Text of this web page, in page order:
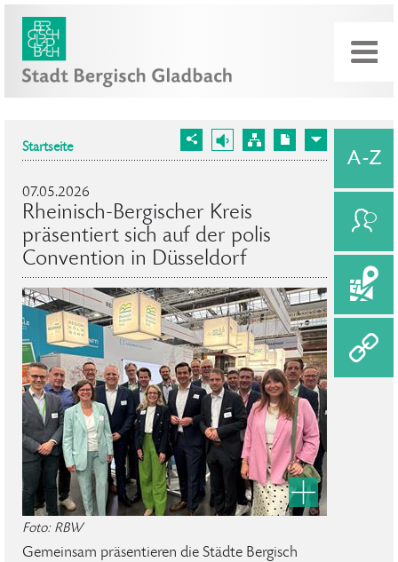
Startseite
07.05.2026
Rheinisch-Bergischer Kreis
präsentiert sich auf der polis
Convention in Düsseldorf
Foto: RBW
Gemeinsam präsentieren die Städte Bergisch